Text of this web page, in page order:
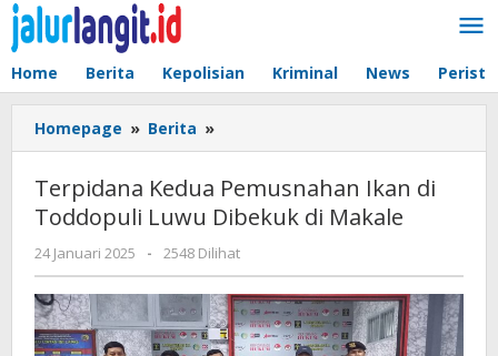
Lewati
konten
Home Berita Kepolisian Kriminal News
Homepage » Berita »
Kedua
Ikan
di
Toddopuli
Dibekuk
di
Makale
Terpidana Kedua Pemusnahan Ikan di
Toddopuli Luwu Dibekuk di Makale
24 Januari 2025
oleh
admin
- 2548 Dilihat